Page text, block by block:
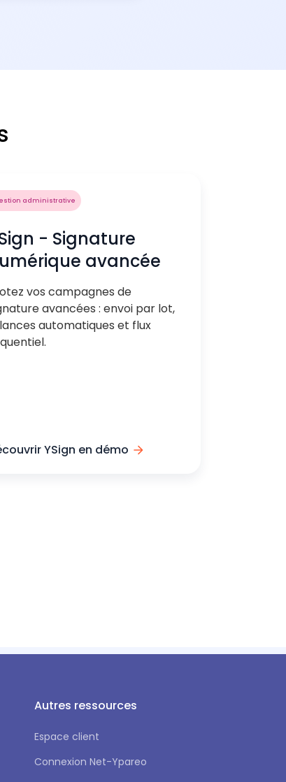
administrative
- Signature
avancée
vos campagnes de
avancées : envoi par lot,
automatiques et flux
YSign en démo
Autres ressources
Espace client
Connexion Net-Ypareo